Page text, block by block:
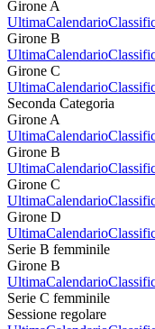
Girone A
UltimaCalendario
Girone B
UltimaCalendario
Girone C
UltimaCalendario
Seconda Categoria
Girone A
UltimaCalendario
Girone B
UltimaCalendario
Girone C
UltimaCalendario
Girone D
UltimaCalendario
Serie B femminile
Girone B
UltimaCalendario
Serie C femminile
Sessione regolare